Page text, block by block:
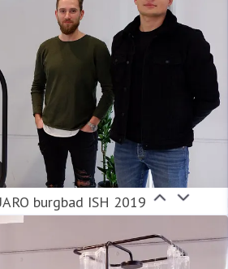
burgbad ISH 2019